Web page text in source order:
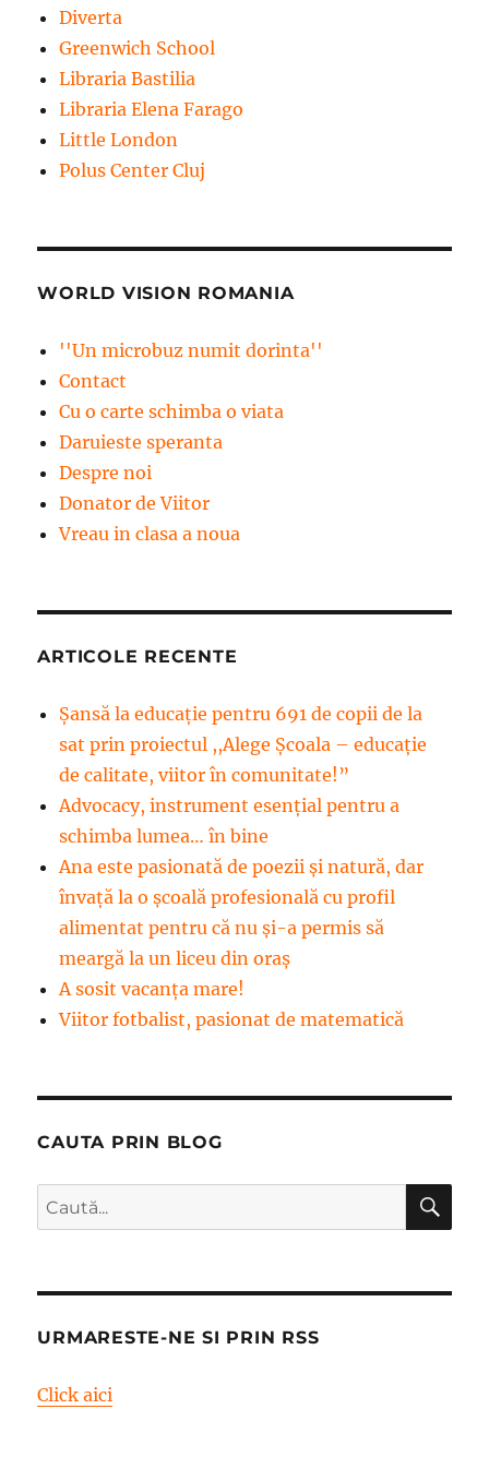
Diverta
Greenwich School
Libraria Bastilia
Libraria Elena Farago
Little London
Polus Center Cluj
WORLD VISION ROMANIA
''Un microbuz numit dorinta''
Contact
Cu o carte schimba o viata
Daruieste speranta
Despre noi
Donator de Viitor
Vreau in clasa a noua
ARTICOLE RECENTE
Șansă la educație pentru 691 de copii de la
sat prin proiectul ,,Alege Școala – educație
de calitate, viitor în comunitate!”
Advocacy, instrument esenţial pentru a
schimba lumea… în bine
Ana este pasionată de poezii și natură, dar
învață la o școală profesională cu profil
alimentat pentru că nu și-a permis să
meargă la un liceu din oraș
A sosit vacanța mare!
Viitor fotbalist, pasionat de matematică
CAUTA PRIN BLOG
Caută
după:
URMARESTE-NE SI PRIN RSS
Click aici